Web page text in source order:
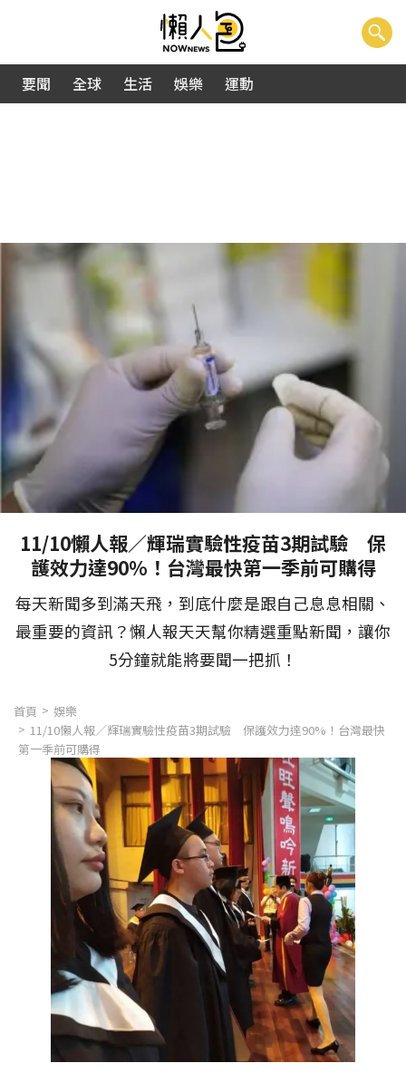
要聞 全球 生活 娛樂 運動
11/10懶人報／輝瑞實驗性疫苗3期試驗 保
護效力達90%！台灣最快第一季前可購得
每天新聞多到滿天飛，到底什麼是跟自己息息相關、
最重要的資訊？懶人報天天幫你精選重點新聞，讓你
5分鐘就能將要聞一把抓！
首頁
娛樂
11/10懶人報／輝瑞實驗性疫苗3期試驗 保護效力達90%！台灣最快
第一季前可購得